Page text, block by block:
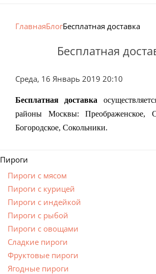
ГлавнаяБлогБесплатная доставка
Бесплатная
Среда, 16 Январь 2019 20:10
Бесплатная доставка
районы Москвы: Преображенское,
Богородское, Сокольники.
Пироги
Пироги с мясом
Пироги с курицей
Пироги с индейкой
Пироги с рыбой
Пироги с овощами
Сладкие пироги
Фруктовые пироги
Ягодные пироги